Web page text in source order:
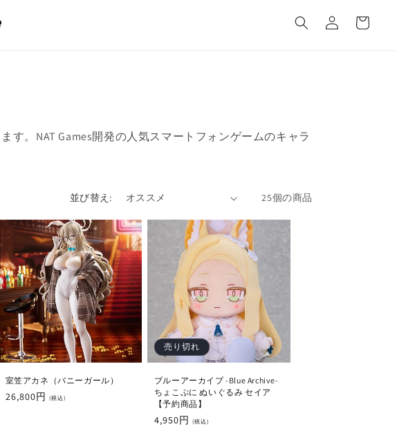
イ
ー
す。NAT Games開発の人気スマートフォンゲームのキャラ
並び替え: 25個の商品
室笠アカネ（バニーガール）
通
26,800円 (税込)
売り切れ
ブルーアーカイブ -Blue Archive-
ちょこぷに ぬいぐるみ セイア
【予約商品】
通
4,950円 (税込)